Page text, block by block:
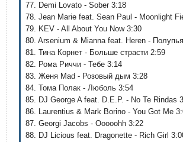
77. Demi Lovato - Sober 3:18
78. Jean Marie feat. Sean Paul - Moonlight
79. KEV - All About You Now 3:30
80. Arsenium & Mianna feat. Heren -
81. Тина Корнет - Больше страсти 2:59
82. Рома Риччи - Тебе 3:14
83. Женя Mad - Розовый дым 3:28
84. Тома Полак - Люболь 3:54
85. DJ George A feat. D.E.P. - No Te Rindas
86. Laurentius & Mark Borino - You Got Me
87. Georgi Jacobs - Ooooohh 3:22
88. DJ Licious feat. Dragonette - Rich Girl